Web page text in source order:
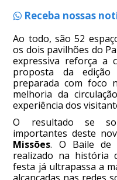
Receba nossas
Ao todo, são 52
os dois pavilhões do
expressiva reforça a
proposta da
preparada com foco
melhoria da
experiência dos
O resultado se
importantes deste
Missões. O Baile de
realizado na história
festa já ultrapassa a